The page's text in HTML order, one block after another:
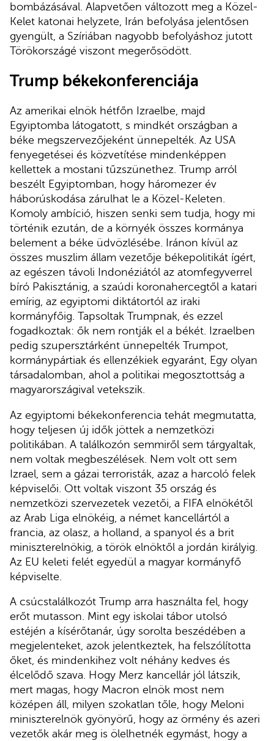
bombázásával. Alapvetően változott meg a Közel-
Kelet katonai helyzete, Irán befolyása jelentősen
gyengült, a Szíriában nagyobb befolyáshoz jutott
Törökországé viszont megerősödött.
Trump békekonferenciája
Az amerikai elnök hétfőn Izraelbe, majd
Egyiptomba látogatott, s mindkét országban a
béke megszervezőjeként ünnepelték. Az USA
fenyegetései és közvetítése mindenképpen
kellettek a mostani tűzszünethez. Trump arról
beszélt Egyiptomban, hogy háromezer év
háborúskodása zárulhat le a Közel-Keleten.
Komoly ambíció, hiszen senki sem tudja, hogy mi
történik ezután, de a környék összes kormánya
belement a béke üdvözlésébe. Iránon kívül az
összes muszlim állam vezetője békepolitikát ígért,
az egészen távoli Indonéziától az atomfegyverrel
bíró Pakisztánig, a szaúdi koronahercegtől a katari
emírig, az egyiptomi diktátortól az iraki
kormányfőig. Tapsoltak Trumpnak, és ezzel
fogadkoztak: ők nem rontják el a békét. Izraelben
pedig szupersztárként ünnepelték Trumpot,
kormánypártiak és ellenzékiek egyaránt, Egy olyan
társadalomban, ahol a politikai megosztottság a
magyarországival vetekszik.
Az egyiptomi békekonferencia tehát megmutatta,
hogy teljesen új idők jöttek a nemzetközi
politikában. A találkozón semmiről sem tárgyaltak,
nem voltak megbeszélések. Nem volt ott sem
Izrael, sem a gázai terroristák, azaz a harcoló felek
képviselői. Ott voltak viszont 35 ország és
nemzetközi szervezetek vezetői, a FIFA elnökétől
az Arab Liga elnökéig, a német kancellártól a
francia, az olasz, a holland, a spanyol és a brit
miniszterelnökig, a török elnöktől a jordán királyig.
Az EU keleti felét egyedül a magyar kormányfő
képviselte.
A csúcstalálkozót Trump arra használta fel, hogy
erőt mutasson. Mint egy iskolai tábor utolsó
estéjén a kísérőtanár, úgy sorolta beszédében a
megjelenteket, azok jelentkeztek, ha felszólította
őket, és mindenkihez volt néhány kedves és
élcelődő szava. Hogy Merz kancellár jól látszik,
mert magas, hogy Macron elnök most nem
középen áll, milyen szokatlan tőle, hogy Meloni
miniszterelnök gyönyörű, hogy az örmény és azeri
vezetők akár meg is ölelhetnék egymást, hogy a